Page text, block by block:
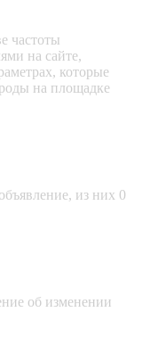
частоты
на сайте,
которые
на площадке
из них 0
об изменении